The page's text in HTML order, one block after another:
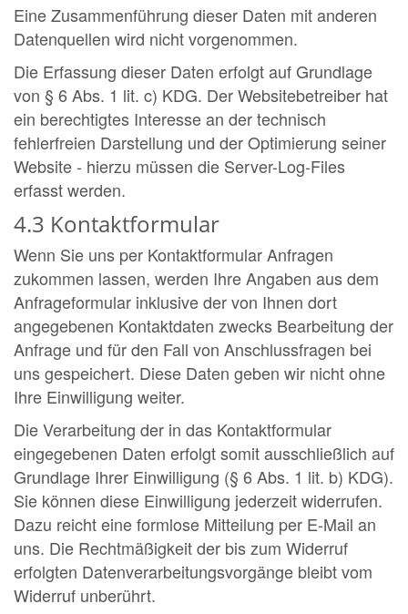
Eine Zusammenführung dieser Daten mit anderen
Datenquellen wird nicht vorgenommen.
Die Erfassung dieser Daten erfolgt auf Grundlage
von § 6 Abs. 1 lit. c) KDG. Der Websitebetreiber hat
ein berechtigtes Interesse an der technisch
fehlerfreien Darstellung und der Optimierung seiner
Website - hierzu müssen die Server-Log-Files
erfasst werden.
4.3 Kontaktformular
Wenn Sie uns per Kontaktformular Anfragen
zukommen lassen, werden Ihre Angaben aus dem
Anfrageformular inklusive der von Ihnen dort
angegebenen Kontaktdaten zwecks Bearbeitung der
Anfrage und für den Fall von Anschlussfragen bei
uns gespeichert. Diese Daten geben wir nicht ohne
Ihre Einwilligung weiter.
Die Verarbeitung der in das Kontaktformular
eingegebenen Daten erfolgt somit ausschließlich auf
Grundlage Ihrer Einwilligung (§ 6 Abs. 1 lit. b) KDG).
Sie können diese Einwilligung jederzeit widerrufen.
Dazu reicht eine formlose Mitteilung per E-Mail an
uns. Die Rechtmäßigkeit der bis zum Widerruf
erfolgten Datenverarbeitungsvorgänge bleibt vom
Widerruf unberührt.